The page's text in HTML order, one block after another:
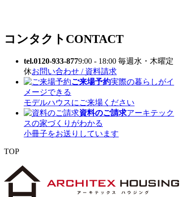
コンタクト CONTACT
tel.0120-933-8779:00 - 18:00 毎週水・木曜定
休お問い合わせ / 資料請求
ご来場予約実際の暮らしがイ
メージできる
モデルハウスにご来場ください
資料のご請求アーキテック
スの家づくりがわかる
小冊子をお送りしています
TOP